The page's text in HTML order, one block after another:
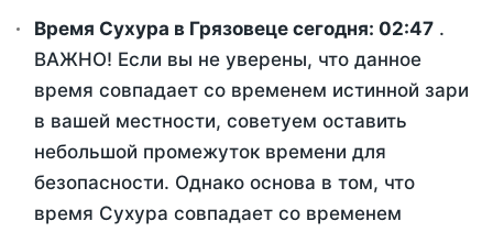
Время Сухура в Грязовеце сегодня: 02:47 .
ВАЖНО! Если вы не уверены, что данное
время совпадает со временем истинной зари
в вашей местности, советуем оставить
небольшой промежуток времени для
безопасности. Однако основа в том, что
время Сухура совпадает со временем